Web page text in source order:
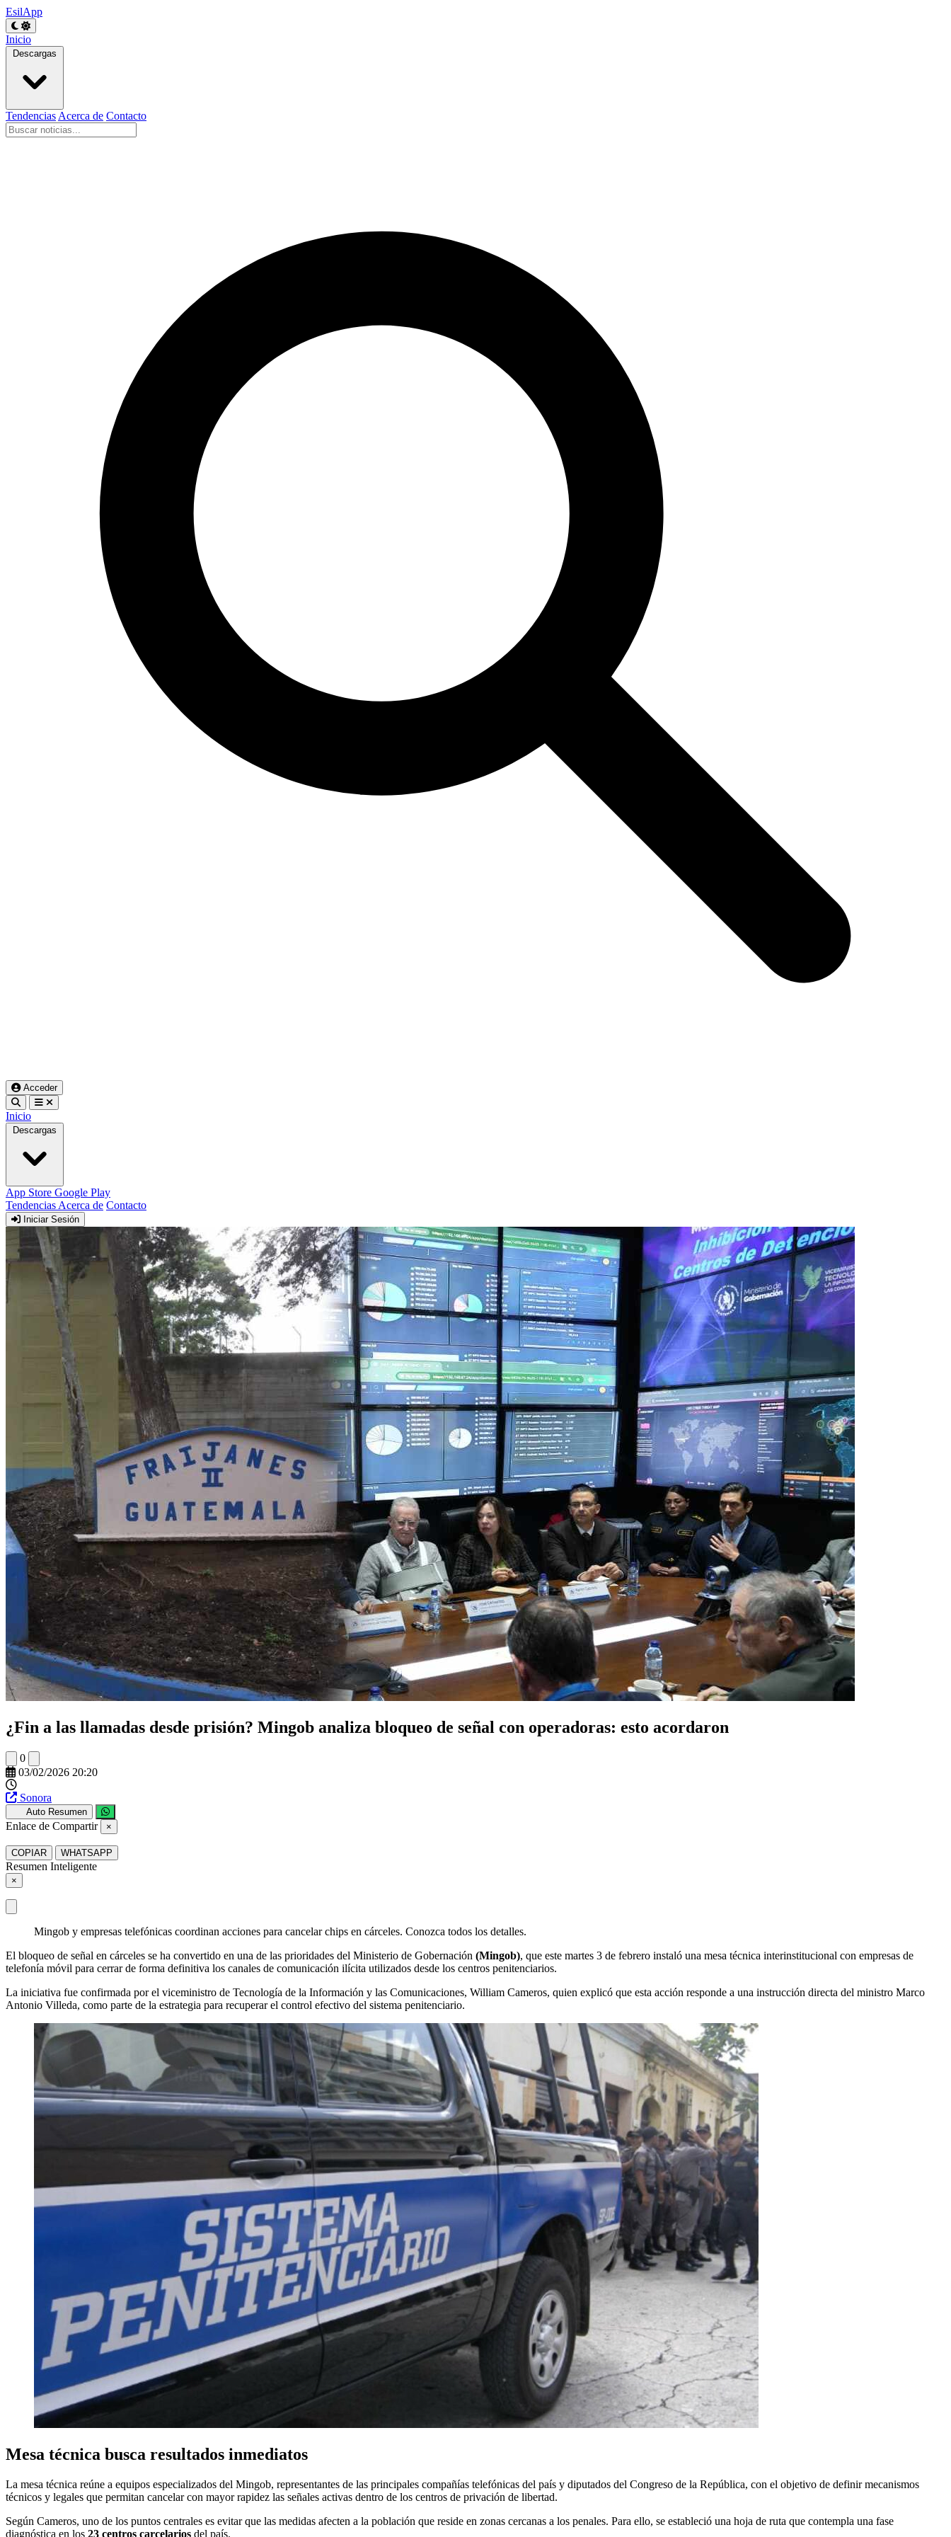
EsilApp
Inicio
Descargas
Tendencias Acerca de Contacto
Acceder
Inicio
Descargas
App Store Google Play
Tendencias Acerca de Contacto
Iniciar Sesión
¿Fin a las llamadas desde prisión? Mingob analiza bloqueo de señal con operadoras: esto acordaron
0
03/02/2026 20:20
Sonora
Auto Resumen
Enlace de Compartir ×
COPIAR WHATSAPP
Resumen Inteligente
×
Mingob y empresas telefónicas coordinan acciones para cancelar chips en cárceles. Conozca todos los detalles.
El bloqueo de señal en cárceles se ha convertido en una de las prioridades del Ministerio de Gobernación (Mingob), que este martes 3 de febrero instaló una mesa técnica interinstitucional con empresas de
telefonía móvil para cerrar de forma definitiva los canales de comunicación ilícita utilizados desde los centros penitenciarios.
La iniciativa fue confirmada por el viceministro de Tecnología de la Información y las Comunicaciones, William Cameros, quien explicó que esta acción responde a una instrucción directa del ministro Marco
Antonio Villeda, como parte de la estrategia para recuperar el control efectivo del sistema penitenciario.
Mesa técnica busca resultados inmediatos
La mesa técnica reúne a equipos especializados del Mingob, representantes de las principales compañías telefónicas del país y diputados del Congreso de la República, con el objetivo de definir mecanismos
técnicos y legales que permitan cancelar con mayor rapidez las señales activas dentro de los centros de privación de libertad.
Según Cameros, uno de los puntos centrales es evitar que las medidas afecten a la población que reside en zonas cercanas a los penales. Para ello, se estableció una hoja de ruta que contempla una fase
diagnóstica en los 23 centros carcelarios del país.